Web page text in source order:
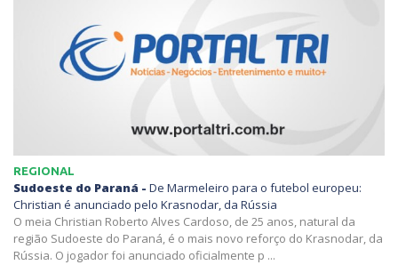
REGIONAL
Sudoeste do Paraná - De Marmeleiro para o futebol europeu:
Christian é anunciado pelo Krasnodar, da Rússia
O meia Christian Roberto Alves Cardoso, de 25 anos, natural da
região Sudoeste do Paraná, é o mais novo reforço do Krasnodar, da
Rússia. O jogador foi anunciado oficialmente p ...